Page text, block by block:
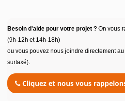
Besoin d'aide pour votre projet ? On vous
(9h-12h et 14h-18h)
ou vous pouvez nous joindre directement au
surtaxé).
Cliquez et nous vous